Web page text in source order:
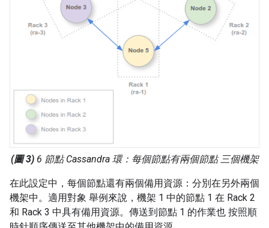
(圖 3) 6 節點 Cassandra 環：每個節點有兩個節點 三個機架
在此設定中，每個節點還有兩個備用資源：分別在另外兩個
機架中。適用對象 舉例來說，機架 1 中的節點 1 在 Rack 2
和 Rack 3 中具有備用資源。傳送到節點 1 的作業也 按照順